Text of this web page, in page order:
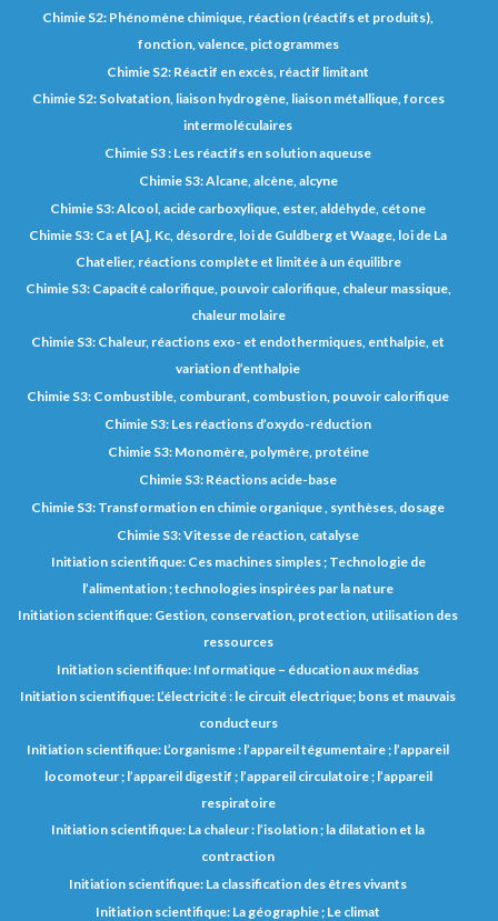
Chimie S2: Phénomène chimique, réaction (réactifs et produits),
fonction, valence, pictogrammes
Chimie S2: Réactif en excès, réactif limitant
Chimie S2: Solvatation, liaison hydrogène, liaison métallique, forces
intermoléculaires
Chimie S3 : Les réactifs en solution aqueuse
Chimie S3: Alcane, alcène, alcyne
Chimie S3: Alcool, acide carboxylique, ester, aldéhyde, cétone
Chimie S3: Ca et [A], Kc, désordre, loi de Guldberg et Waage, loi de La
Chatelier, réactions complète et limitée à un équilibre
Chimie S3: Capacité calorifique, pouvoir calorifique, chaleur massique,
chaleur molaire
Chimie S3: Chaleur, réactions exo- et endothermiques, enthalpie, et
variation d’enthalpie
Chimie S3: Combustible, comburant, combustion, pouvoir calorifique
Chimie S3: Les réactions d’oxydo-réduction
Chimie S3: Monomère, polymère, protéine
Chimie S3: Réactions acide-base
Chimie S3: Transformation en chimie organique , synthèses, dosage
Chimie S3: Vitesse de réaction, catalyse
Initiation scientifique: Ces machines simples ; Technologie de
l’alimentation ; technologies inspirées par la nature
Initiation scientifique: Gestion, conservation, protection, utilisation des
ressources
Initiation scientifique: Informatique – éducation aux médias
Initiation scientifique: L’électricité : le circuit électrique; bons et mauvais
conducteurs
Initiation scientifique: L’organisme : l’appareil tégumentaire ; l’appareil
locomoteur ; l’appareil digestif ; l’appareil circulatoire ; l’appareil
respiratoire
Initiation scientifique: La chaleur : l’isolation ; la dilatation et la
contraction
Initiation scientifique: La classification des êtres vivants
Initiation scientifique: La géographie ; Le climat